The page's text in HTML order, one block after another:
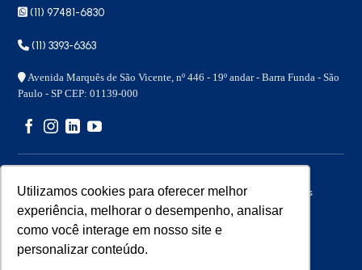
Utilizamos cookies para oferecer melhor
experiência, melhorar o desempenho, analisar
como você interage em nosso site e
personalizar conteúdo.
(11) 97481-6830
(11) 3393-6363
Avenida Marquês de São Vicente, nº 446 - 19º andar - Barra Funda - São
Paulo - SP CEP: 01139-000
Copyright 2026 © – Assisnet Soluções – Todos os direitos
reservados